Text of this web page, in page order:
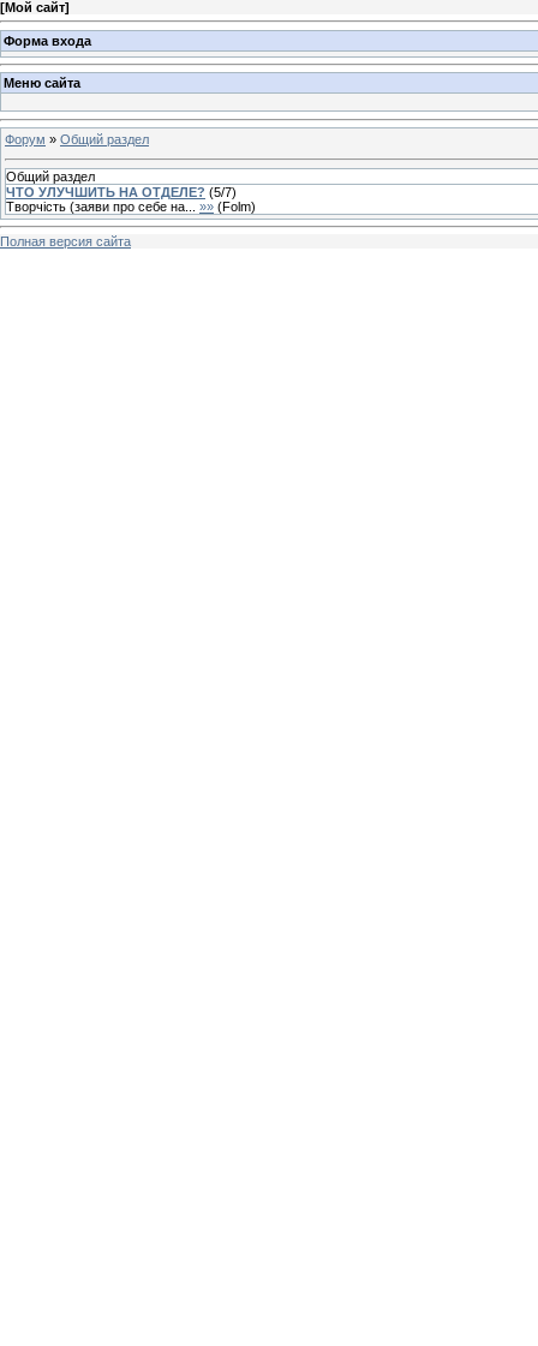
[Мой сайт]
Форма входа
Меню сайта
Форум » Общий раздел
Общий раздел
ЧТО УЛУЧШИТЬ НА ОТДЕЛЕ? (5/7)
Творчість (заяви про себе на...
»» (Folm)
Полная версия сайта